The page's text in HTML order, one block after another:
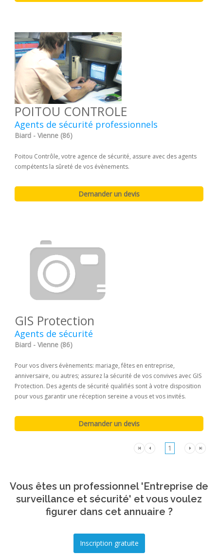
POITOU CONTROLE
Agents de sécurité professionnels
Biard - Vienne (86)
Poitou Contrôle, votre agence de sécurité, assure avec des agents
compétents la sûreté de vos évènements.
GIS Protection
Agents de sécurité
Biard - Vienne (86)
Pour vos divers évènements: mariage, fêtes en entreprise,
anniversaire, ou autres; assurez la sécurité de vos convives avec GIS
Protection. Des agents de sécurité qualifiés sont à votre disposition
pour vous garantir une réception sereine a vous et vos invités.
1
Vous êtes un professionnel 'Entreprise de
surveillance et sécurité' et vous voulez
figurer dans cet annuaire ?